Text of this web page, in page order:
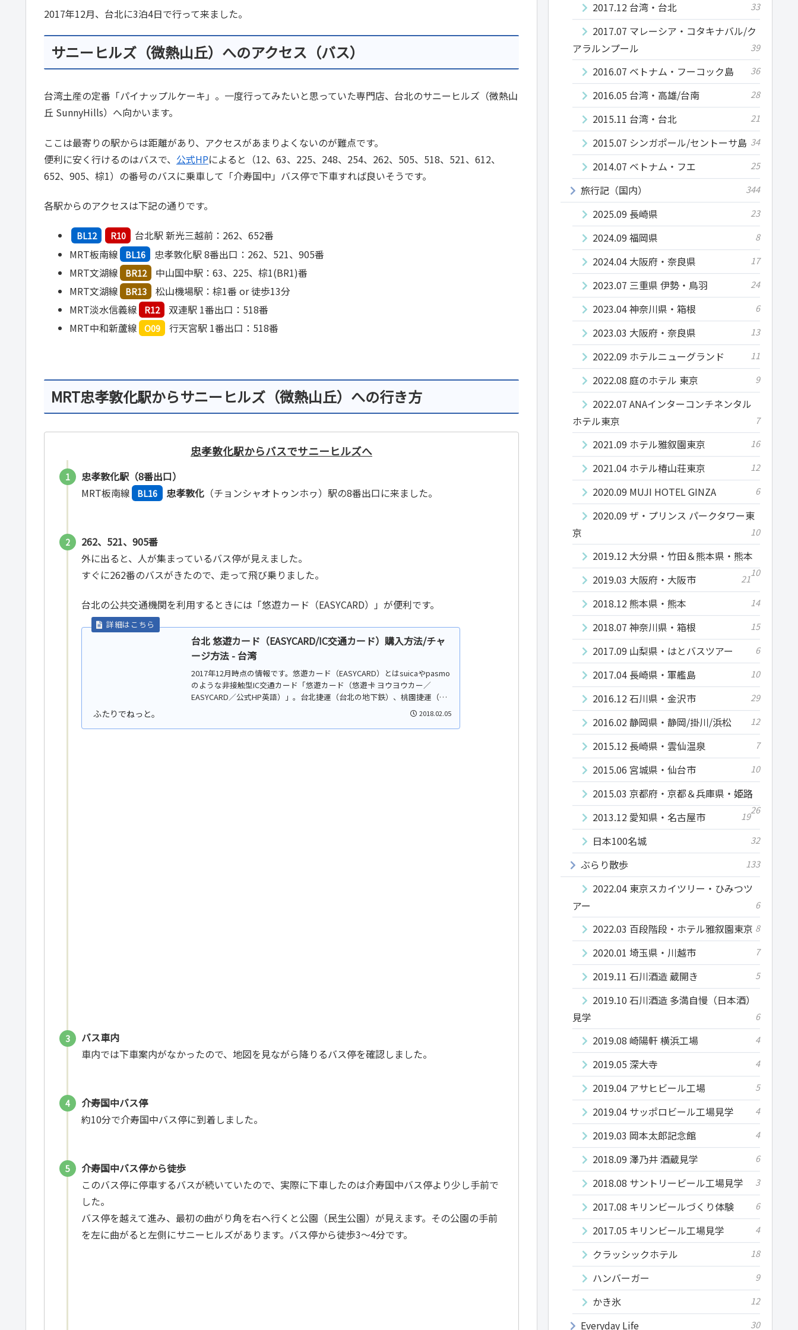
2017年12月、台北に3泊4日で行って来ました。
サニーヒルズ（微熱山丘）へのアクセス（バス）
台湾土産の定番「パイナップルケーキ」。一度行ってみたいと思っていた専門店、台北のサニーヒルズ（微熱山
丘 SunnyHills）へ向かいます。
ここは最寄りの駅からは距離があり、アクセスがあまりよくないのが難点です。
便利に安く行けるのはバスで、 公式HPによると（12、63、225、248、254、262、505、518、521、612、
652、905、棕1）の番号のバスに乗車して「介寿国中」バス停で下車すれば良いそうです。
各駅からのアクセスは下記の通りです。
BL12 R10
台北駅 新光三越前：262、652番
MRT板南線
BL16
忠孝敦化駅 8番出口：262、521、905番
MRT文湖線
BR12
中山国中駅：63、225、棕1(BR1)番
MRT文湖線
BR13
松山機場駅：棕1番 or 徒歩13分
MRT淡水信義線
R12
双連駅 1番出口：518番
MRT中和新蘆線
O09 行天宮駅 1番出口：518番
MRT忠孝敦化駅からサニーヒルズ（微熱山丘）への行き方
忠孝敦化駅からバスでサニーヒルズへ
忠孝敦化駅（8番出口）
MRT板南線
BL16 忠孝敦化 （チョンシャオトゥンホヮ）駅の8番出口に来ました。
262、521、905番
外に出ると、人が集まっているバス停が見えました。
すぐに262番のバスがきたので、走って飛び乗りました。
台北の公共交通機関を利用するときには「悠遊カード（EASYCARD）」が便利です。
台北 悠遊カード（EASYCARD/IC交通カード）購入方法/チャ
ージ方法 - 台湾
2017年12月時点の情報です。悠遊カード（EASYCARD）とはsuicaやpasmo
のような非接触型IC交通カード「悠遊カード（悠遊卡 ヨウヨウカー／
EASYCARD／公式HP英語）」。台北捷運（台北の地下鉄）、桃園捷運（空
2018.02.05
バス車内
車内では下車案内がなかったので、地図を見ながら降りるバス停を確認しました。
介寿国中バス停
約10分で介寿国中バス停に到着しました。
介寿国中バス停から徒歩
このバス停に停車するバスが続いていたので、実際に下車したのは介寿国中バス停より少し手前で
した。
バス停を越えて進み、最初の曲がり角を右へ行くと公園（民生公園）が見えます。その公園の手前
を左に曲がると左側にサニーヒルズがあります。バス停から徒歩3～4分です。
2017.12 台湾・台北 33
2017.07 マレーシア・コタキナバル/ク
アラルンプール
39
2016.07 ベトナム・フーコック島 36
2016.05 台湾・高雄/台南 28
2015.11 台湾・台北 21
2015.07 シンガポール/セントーサ島 34
2014.07 ベトナム・フエ 25
旅行記（国内） 344
2025.09 長崎県 23
2024.09 福岡県 8
2024.04 大阪府・奈良県 17
2023.07 三重県 伊勢・鳥羽 24
2023.04 神奈川県・箱根 6
2023.03 大阪府・奈良県 13
2022.09 ホテルニューグランド 11
2022.08 庭のホテル 東京 9
2022.07 ANAインターコンチネンタル
ホテル東京
7
2021.09 ホテル雅叙園東京 16
2021.04 ホテル椿山荘東京 12
2020.09 MUJI HOTEL GINZA 6
2020.09 ザ・プリンス パークタワー東
京
10
2019.12 大分県・竹田＆熊本県・熊本
10
2019.03 大阪府・大阪市 21
2018.12 熊本県・熊本 14
2018.07 神奈川県・箱根 15
2017.09 山梨県・はとバスツアー 6
2017.04 長崎県・軍艦島 10
2016.12 石川県・金沢市 29
2016.02 静岡県・静岡/掛川/浜松 12
2015.12 長崎県・雲仙温泉 7
2015.06 宮城県・仙台市 10
2015.03 京都府・京都＆兵庫県・姫路
26
2013.12 愛知県・名古屋市 19
日本100名城 32
ぶらり散歩 133
2022.04 東京スカイツリー・ひみつツ
アー
6
2022.03 百段階段・ホテル雅叙園東京 8
2020.01 埼玉県・川越市 7
2019.11 石川酒造 蔵開き 5
2019.10 石川酒造 多満自慢（日本酒）
見学
6
2019.08 崎陽軒 横浜工場 4
2019.05 深大寺 4
2019.04 アサヒビール工場 5
2019.04 サッポロビール工場見学 4
2019.03 岡本太郎記念館 4
2018.09 澤乃井 酒蔵見学 6
2018.08 サントリービール工場見学 3
2017.08 キリンビールづくり体験 6
2017.05 キリンビール工場見学 4
クラッシックホテル 18
ハンバーガー 9
かき氷 12
Everyday Life 30